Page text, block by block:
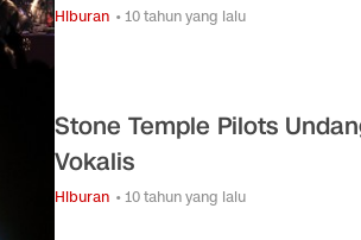
Hiburan • 10 tahun yang lalu
Stone Temple Pilots
Vokalis
Hiburan • 10 tahun yang lalu